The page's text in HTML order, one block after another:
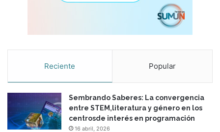
Reciente Popular
Sembrando Saberes: La convergencia
entre STEM,literatura y género en los
centrosde interés en programación
16 abril, 2026